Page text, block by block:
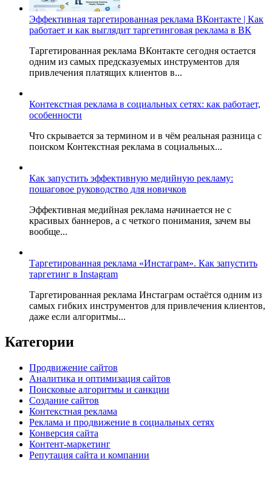
Эффективная таргетированная реклама ВКонтакте | Как
работает и как выглядит таргетинговая реклама в ВК
Таргетированная реклама ВКонтакте сегодня остается
одним из самых предсказуемых инструментов для
привлечения платящих клиентов в...
Контекстная реклама в социальных сетях: как работает,
особенности
Что скрывается за термином и в чём реальная разница с
поиском Контекстная реклама в социальных...
Как запустить эффективную медийную рекламу:
пошаговое руководство для новичков
Эффективная медийная реклама начинается не с
красивых баннеров, а с четкого понимания, зачем вы
вообще...
Таргетированная реклама «Инстаграм». Как запустить
таргетинг в Instagram
Таргетированная реклама Инстаграм остаётся одним из
самых гибких инструментов для привлечения клиентов,
даже если алгоритмы...
Категории
Продвижение сайтов
Аналитика и оптимизация сайтов
Поисковые алгоритмы и санкции
Создание сайтов
Контекстная реклама
Реклама и продвижение в социальных сетях
Конверсия сайта
Контент-маркетинг
Репутация сайта и компании